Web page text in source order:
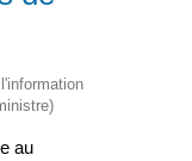
au